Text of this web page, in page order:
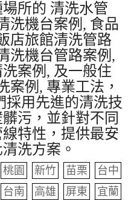
所的 清洗水管
洗機台案例, 食品
店旅館清洗管路
洗機台管路案例,
案例, 及一般住
案例, 專業工法，
採用先進的清洗技
污，並針對不同
特性，提供最安
洗方案。
桃園 新竹 苗栗
台中
台南 高雄 屏東
宜蘭